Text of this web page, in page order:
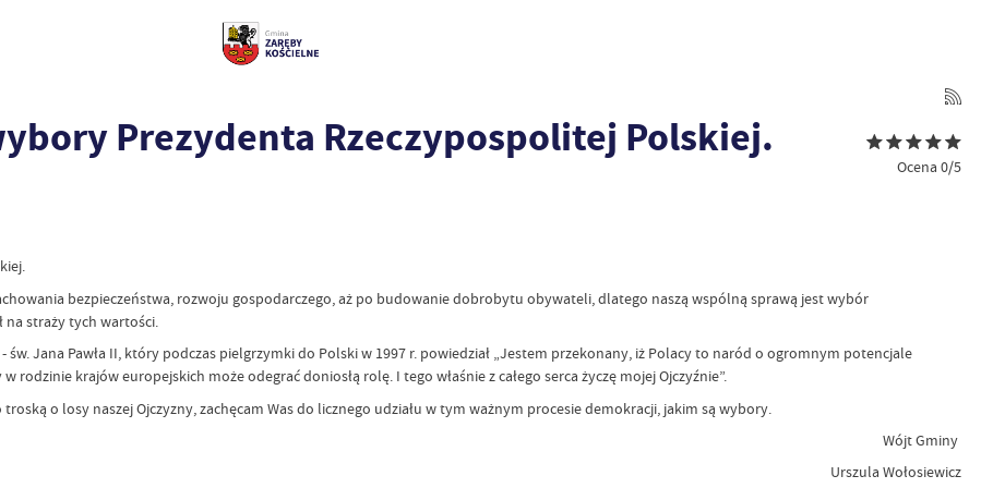
Prezydenta Rzeczypospolitej Polskiej.
Ocena 0/5
bezpieczeństwa, rozwoju gospodarczego, aż po budowanie dobrobytu obywateli, dlatego naszą wspólną sprawą jest wybór
straży tych wartości.
św. Jana Pawła II, który podczas pielgrzymki do Polski w 1997 r. powiedział „Jestem przekonany, iż Polacy to naród o ogromnym potencjale
krajów europejskich może odegrać doniosłą rolę. I tego właśnie z całego serca życzę mojej Ojczyźnie”.
o losy naszej Ojczyzny, zachęcam Was do licznego udziału w tym ważnym procesie demokracji, jakim są wybory.
Wójt Gminy
Urszula Wołosiewicz